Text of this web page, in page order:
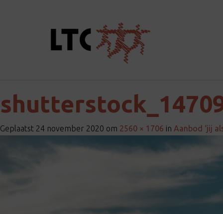
Geplaatst 24 november 2020 om 2560 × 1706 in Aanbod ‘jij